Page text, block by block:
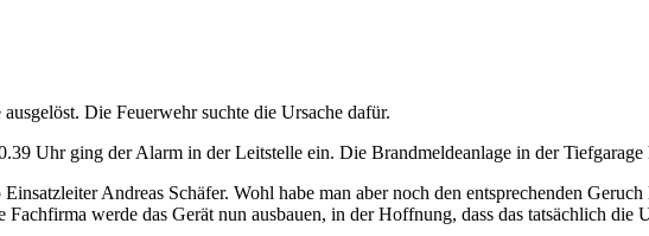
Die Feuerwehr suchte die Ursache dafür.
Uhr ging der Alarm in der Leitstelle ein. Die Brandmeldeanlage in der Tiefgarage
Andreas Schäfer. Wohl habe man aber noch den entsprechenden
werde das Gerät nun ausbauen, in der Hoffnung, dass das tatsächlich die